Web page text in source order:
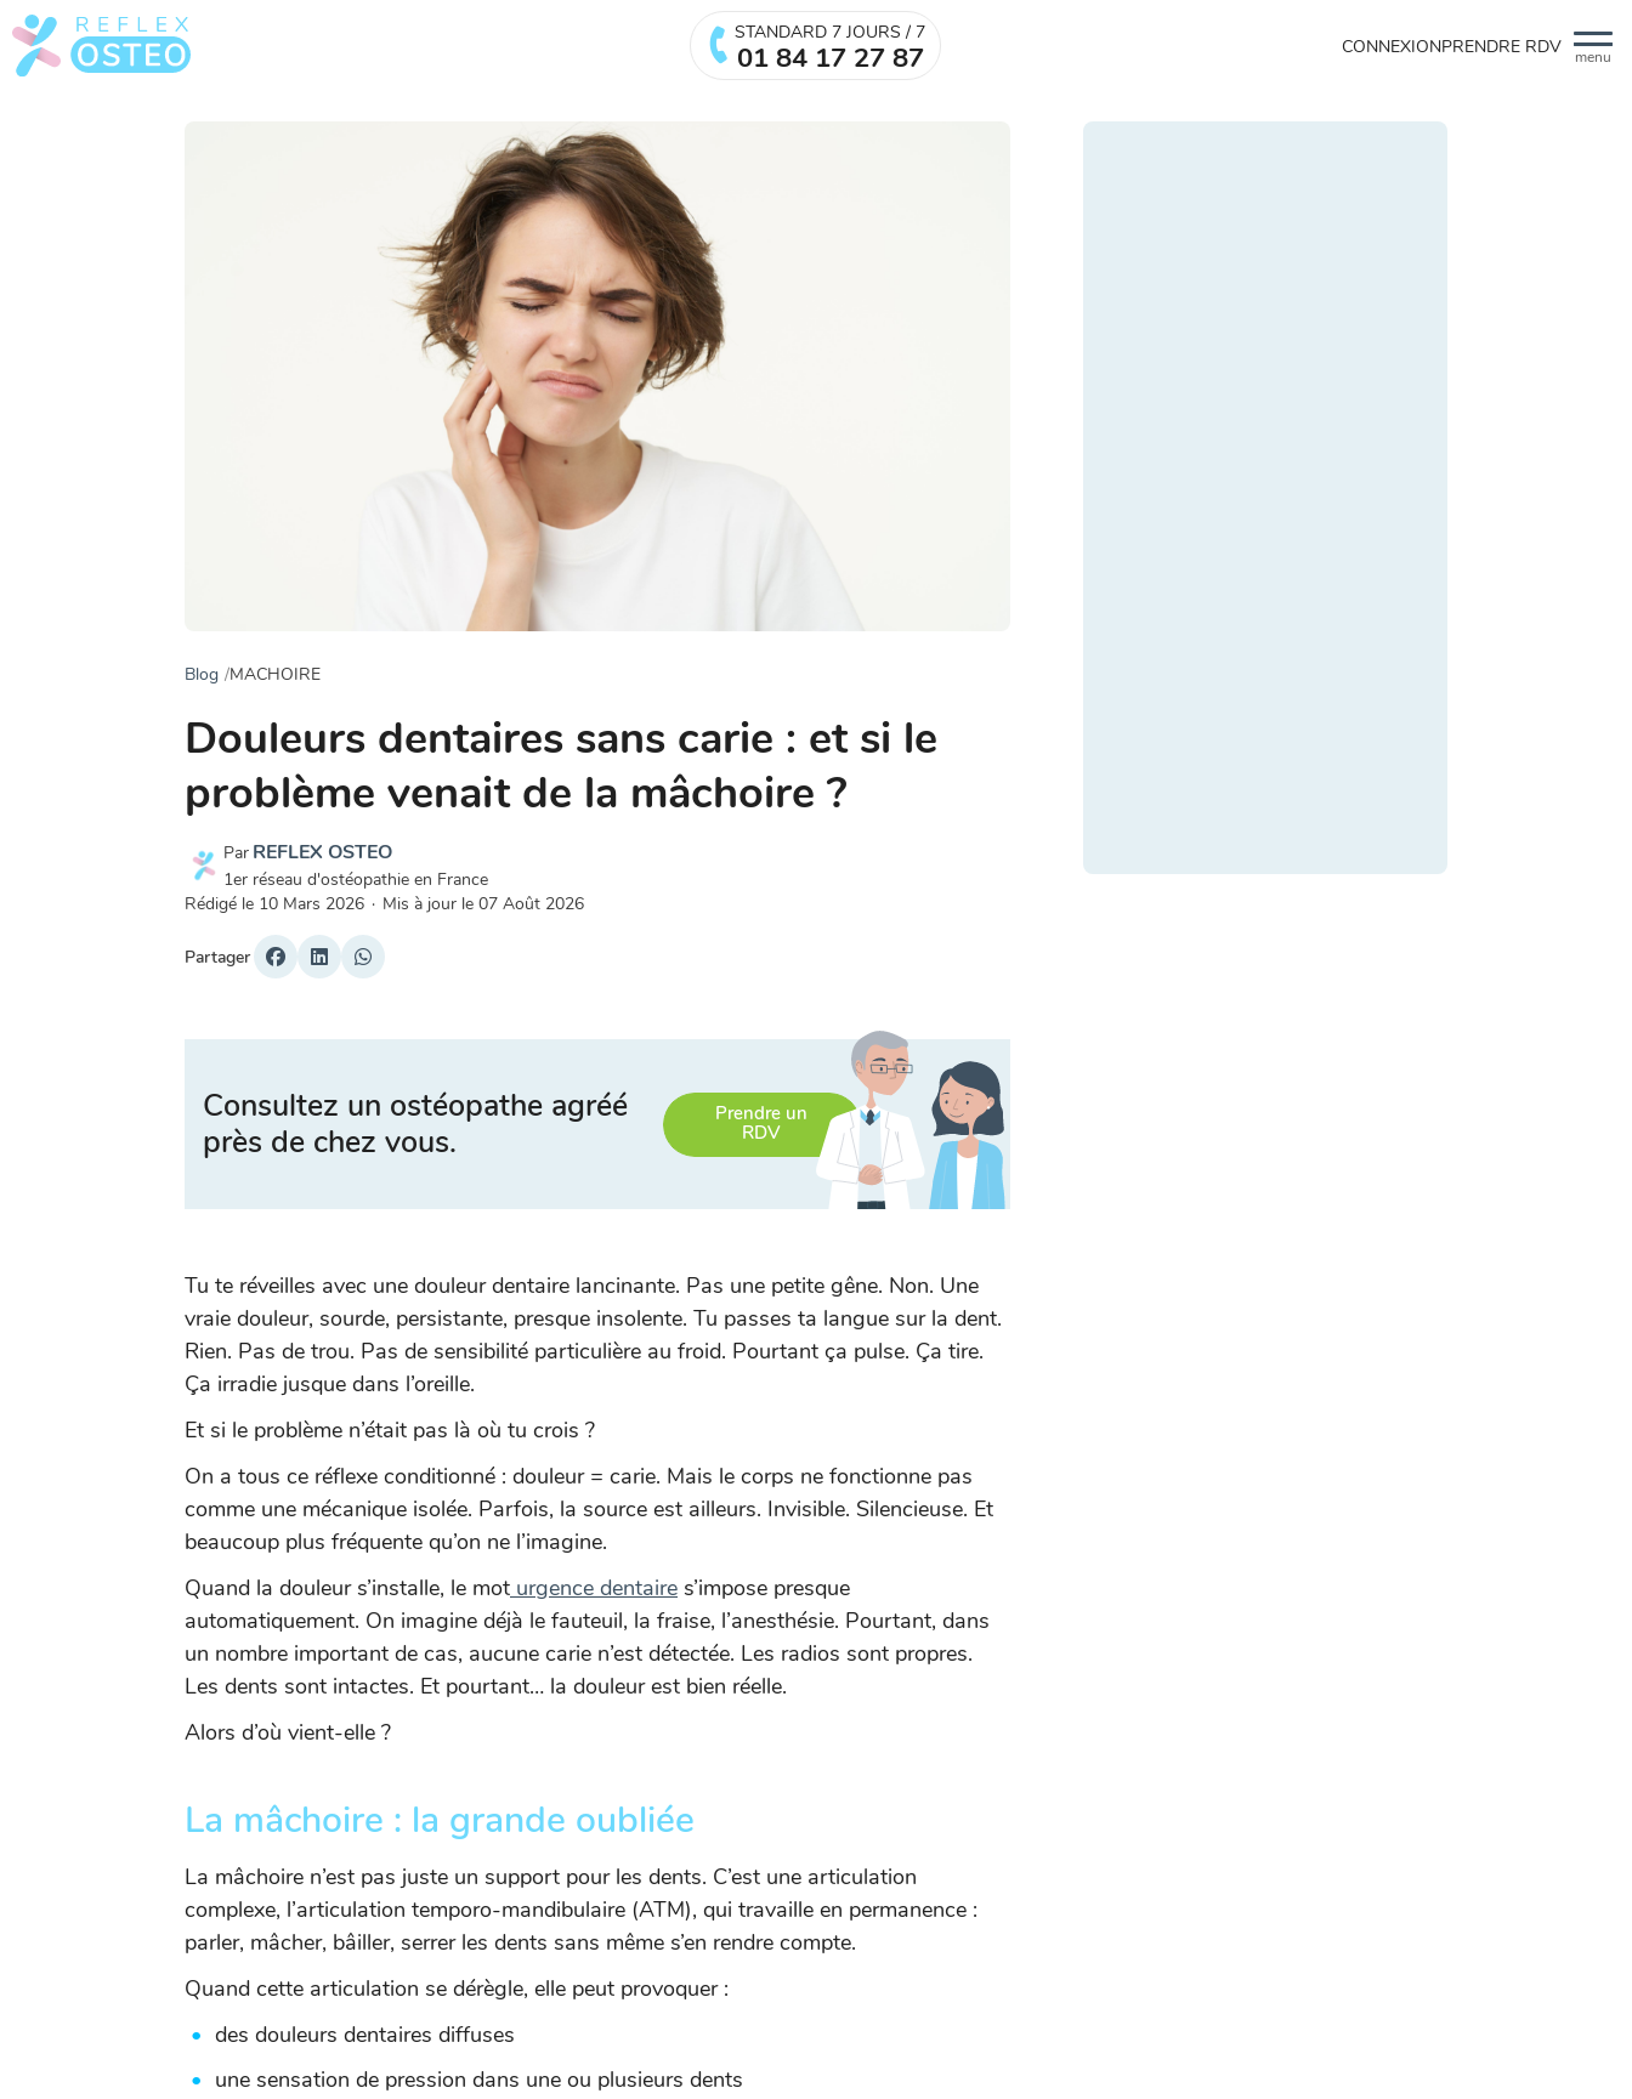
menu
STANDARD 7 JOURS / 7
01 84 17 27 87 CONNEXIONPRENDRE RDV
Blog MACHOIRE
Douleurs dentaires sans carie : et si le
problème venait de la mâchoire ?
Par REFLEX OSTEO
1er réseau d'ostéopathie en France
Rédigé le 10 Mars 2026 · Mis à jour le 07 Août 2026
Partager
Consultez un ostéopathe agréé
près de chez vous.
Prendre un
RDV
Tu te réveilles avec une douleur dentaire lancinante. Pas une petite gêne. Non. Une
vraie douleur, sourde, persistante, presque insolente. Tu passes ta langue sur la dent.
Rien. Pas de trou. Pas de sensibilité particulière au froid. Pourtant ça pulse. Ça tire.
Ça irradie jusque dans l’oreille.
Et si le problème n’était pas là où tu crois ?
On a tous ce réflexe conditionné : douleur = carie. Mais le corps ne fonctionne pas
comme une mécanique isolée. Parfois, la source est ailleurs. Invisible. Silencieuse. Et
beaucoup plus fréquente qu’on ne l’imagine.
Quand la douleur s’installe, le mot urgence dentaire s’impose presque
automatiquement. On imagine déjà le fauteuil, la fraise, l’anesthésie. Pourtant, dans
un nombre important de cas, aucune carie n’est détectée. Les radios sont propres.
Les dents sont intactes. Et pourtant… la douleur est bien réelle.
Alors d’où vient-elle ?
La mâchoire : la grande oubliée
La mâchoire n’est pas juste un support pour les dents. C’est une articulation
complexe, l’articulation temporo-mandibulaire (ATM), qui travaille en permanence :
parler, mâcher, bâiller, serrer les dents sans même s’en rendre compte.
Quand cette articulation se dérègle, elle peut provoquer :
des douleurs dentaires diffuses
une sensation de pression dans une ou plusieurs dents